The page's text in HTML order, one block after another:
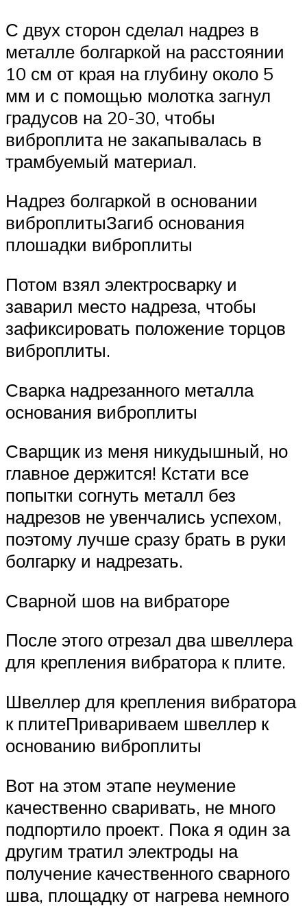
С двух сторон сделал надрез в
металле болгаркой на расстоянии
10 см от края на глубину около 5
мм и с помощью молотка загнул
градусов на 20-30, чтобы
виброплита не закапывалась в
трамбуемый материал.
Надрез болгаркой в основании
виброплитыЗагиб основания
плошадки виброплиты
Потом взял электросварку и
заварил место надреза, чтобы
зафиксировать положение торцов
виброплиты.
Сварка надрезанного металла
основания виброплиты
Сварщик из меня никудышный, но
главное держится! Кстати все
попытки согнуть металл без
надрезов не увенчались успехом,
поэтому лучше сразу брать в руки
болгарку и надрезать.
Сварной шов на вибраторе
После этого отрезал два швеллера
для крепления вибратора к плите.
Швеллер для крепления вибратора
к плитеПривариваем швеллер к
основанию виброплиты
Вот на этом этапе неумение
качественно сваривать, не много
подпортило проект. Пока я один за
другим тратил электроды на
получение качественного сварного
шва, площадку от нагрева немного